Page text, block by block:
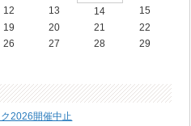
12 13 14
15
19 20 21
22
26 27 28
29
2026開催中止